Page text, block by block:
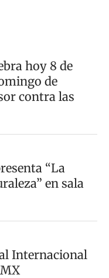
hoy 8 de
de
contra las
“La
en sala
Internacional